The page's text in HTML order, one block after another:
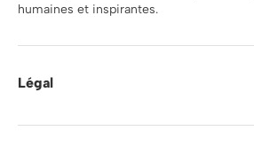
humaines et inspirantes.
Légal